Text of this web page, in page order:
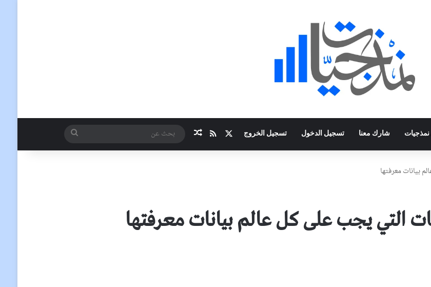
شارك معنا تسجيل الدخول تسجيل الخروج ملخص الموقع RSS
مقال عشوائي
عن
بيانات معرفتها
التي يجب على كل عالم بيانات معرفتها